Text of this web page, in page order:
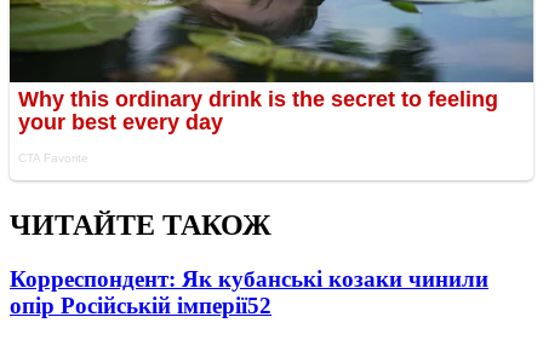
ЧИТАЙТЕ ТАКОЖ
Корреспондент: Як кубанські козаки чинили
опір Російській імперії52